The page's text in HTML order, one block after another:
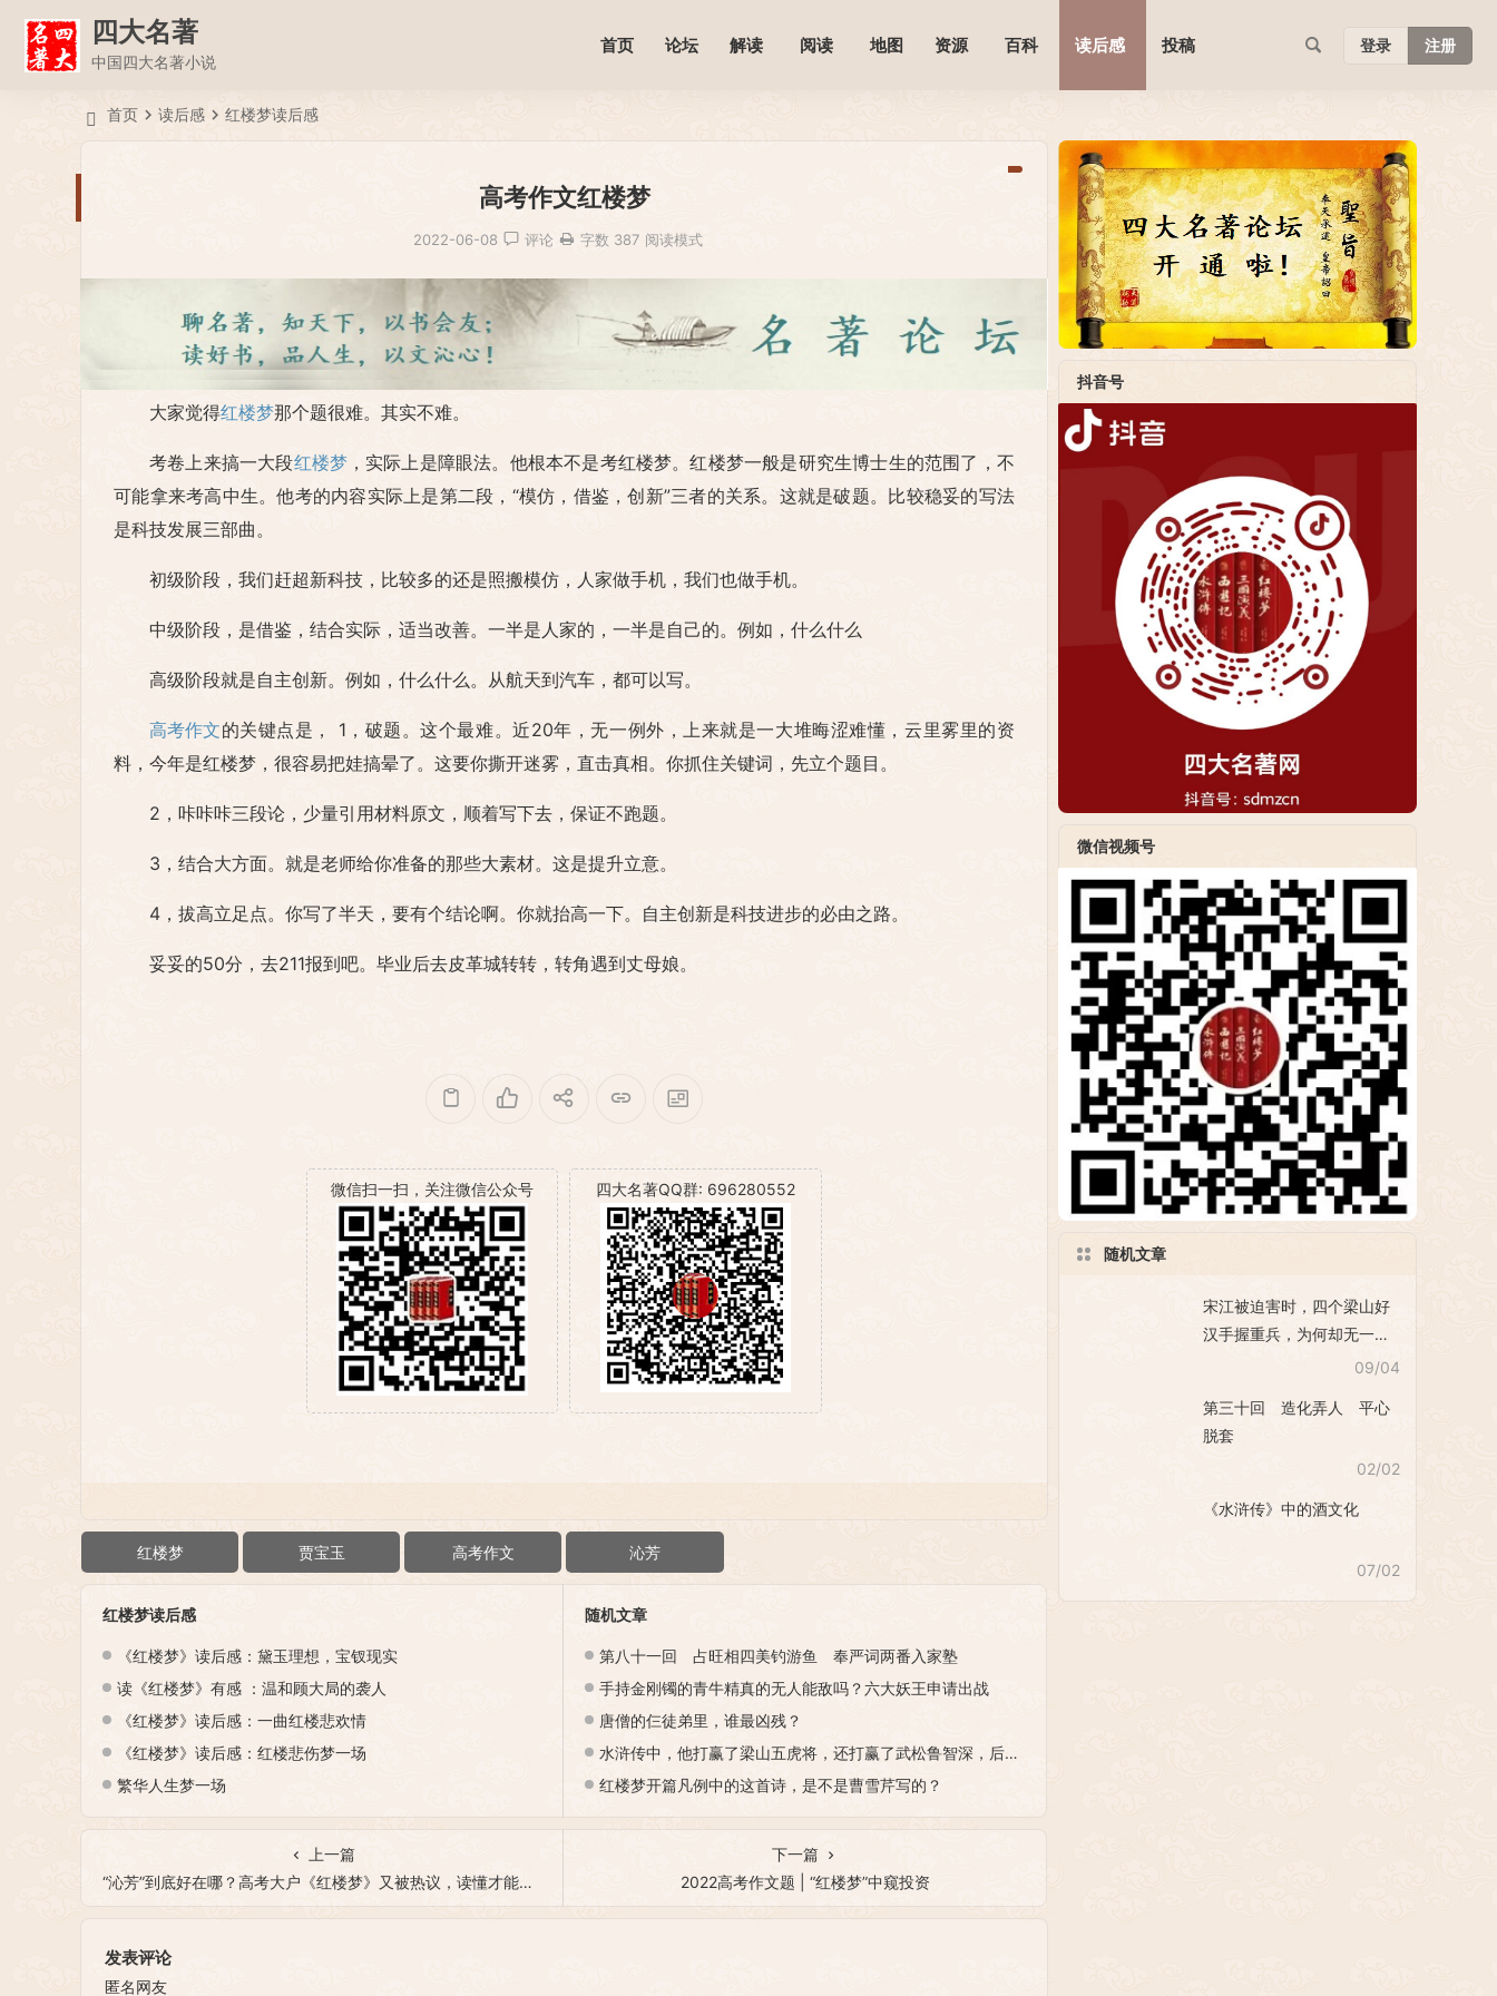
四大名著
中国四大名著小说
首页 论坛 解读 阅读 地图 资源 百科 读后感 投稿 登录 注册
首页 读后感 红楼梦读后感
高考作文红楼梦
2022-06-08 评论 字数 387 阅读模式
大家觉得红楼梦那个题很难。其实不难。
考卷上来搞一大段红楼梦，实际上是障眼法。他根本不是考红楼梦。红楼梦一般是研究生博士生的范围了，不
可能拿来考高中生。他考的内容实际上是第二段，“模仿，借鉴，创新”三者的关系。这就是破题。比较稳妥的写法
是科技发展三部曲。
初级阶段，我们赶超新科技，比较多的还是照搬模仿，人家做手机，我们也做手机。
中级阶段，是借鉴，结合实际，适当改善。一半是人家的，一半是自己的。例如，什么什么
高级阶段就是自主创新。例如，什么什么。从航天到汽车，都可以写。
高考作文的关键点是， 1，破题。这个最难。近20年，无一例外，上来就是一大堆晦涩难懂，云里雾里的资
料，今年是红楼梦，很容易把娃搞晕了。这要你撕开迷雾，直击真相。你抓住关键词，先立个题目。
2，咔咔咔三段论，少量引用材料原文，顺着写下去，保证不跑题。
3，结合大方面。就是老师给你准备的那些大素材。这是提升立意。
4，拔高立足点。你写了半天，要有个结论啊。你就抬高一下。自主创新是科技进步的必由之路。
妥妥的50分，去211报到吧。毕业后去皮革城转转，转角遇到丈母娘。
微信扫一扫，关注微信公众号 四大名著QQ群: 696280552
红楼梦 贾宝玉 高考作文 沁芳
红楼梦读后感
《红楼梦》读后感：黛玉理想，宝钗现实
读《红楼梦》有感 ：温和顾大局的袭人
《红楼梦》读后感：一曲红楼悲欢情
《红楼梦》读后感：红楼悲伤梦一场
繁华人生梦一场
随机文章
第八十一回 占旺相四美钓游鱼 奉严词两番入家塾
手持金刚镯的青牛精真的无人能敌吗？六大妖王申请出战
唐僧的仨徒弟里，谁最凶残？
水浒传中，他打赢了梁山五虎将，还打赢了武松鲁智深，后败给神仙
红楼梦开篇凡例中的这首诗，是不是曹雪芹写的？
上一篇
“沁芳”到底好在哪？高考大户《红楼梦》又被热议，读懂才能拿高分
下一篇
2022高考作文题 | “红楼梦”中窥投资
发表评论
匿名网友
抖音号
微信视频号
随机文章
宋江被迫害时，四个梁山好
汉手握重兵，为何却无一人
09/04
第三十回 造化弄人 平心
脱套
02/02
《水浒传》中的酒文化
07/02